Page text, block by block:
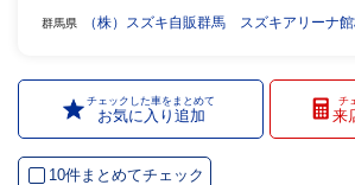
群馬県 （株）スズキ自販群馬 スズキアリーナ
チェックした車をまとめて
お気に入り追加
チ
来
10件まとめてチェック